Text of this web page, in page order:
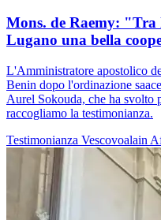
Mons. de Raemy: "Tra
Lugano una bella
L'Amministratore apostolico
Benin dopo l'ordinazione
Aurel Sokouda, che ha svolto
raccogliamo la testimonianza.
Testimonianza Vescovoalain